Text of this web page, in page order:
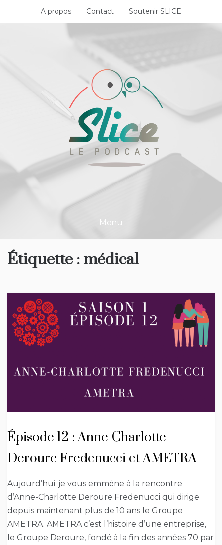
A propos Contact Soutenir SLICE
Menu
Étiquette : médical
Épisode 12 : Anne-Charlotte
Deroure Fredenucci et AMETRA
Aujourd’hui, je vous emmène à la rencontre
d’Anne-Charlotte Deroure Fredenucci qui dirige
depuis maintenant plus de 10 ans le Groupe
AMETRA. AMETRA c’est l’histoire d’une entreprise,
le Groupe Deroure, fondé à la fin des années 70 par